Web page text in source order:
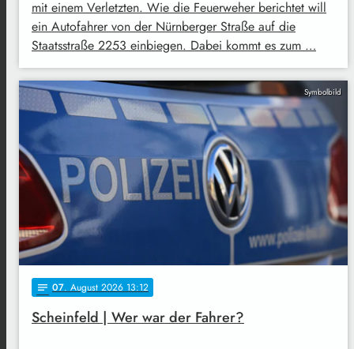
mit einem Verletzten. Wie die Feuerweher berichtet will
ein Autofahrer von der Nürnberger Straße auf die
Staatsstraße 2253 einbiegen. Dabei kommt es zum …
Symbolbild
notes 07. August 2026 13:12
Scheinfeld | Wer war der Fahrer?